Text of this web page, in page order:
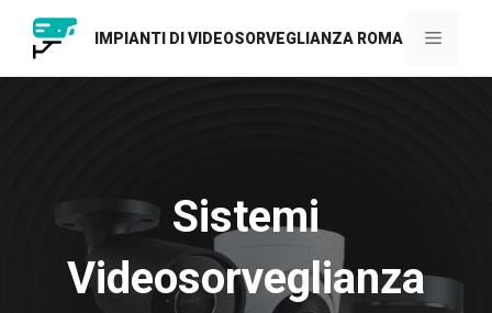
contenuto
IMPIANTI DI VIDEOSORVEGLIANZA ROMA Menu
Sistemi
Videosorveglianza